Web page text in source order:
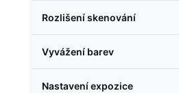
Rozlišení skenování
Vyvážení barev
Nastavení expozice